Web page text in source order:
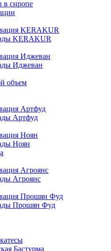
в сиропе
KERAKUR
KERAKUR
Иджеван
Иджеван
объем
Артфуд
Артфуд
Ноян
Ноян
Агроянс
Агроянс
Прошян Фуд
Прошян Фуд
Бастурма